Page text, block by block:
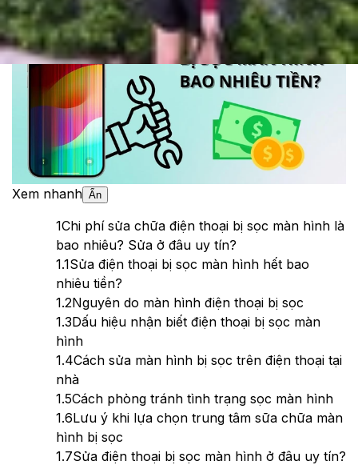
Xem nhanh Ẩn
1Chi phí sửa chữa điện thoại bị sọc màn hình là
bao nhiêu? Sửa ở đâu uy tín?
1.1Sửa điện thoại bị sọc màn hình hết bao
nhiêu tiền?
1.2Nguyên do màn hình điện thoại bị sọc
1.3Dấu hiệu nhận biết điện thoại bị sọc màn
hình
1.4Cách sửa màn hình bị sọc trên điện thoại tại
nhà
1.5Cách phòng tránh tình trạng sọc màn hình
1.6Lưu ý khi lựa chọn trung tâm sữa chữa màn
hình bị sọc
1.7Sửa điện thoại bị sọc màn hình ở đâu uy tín?